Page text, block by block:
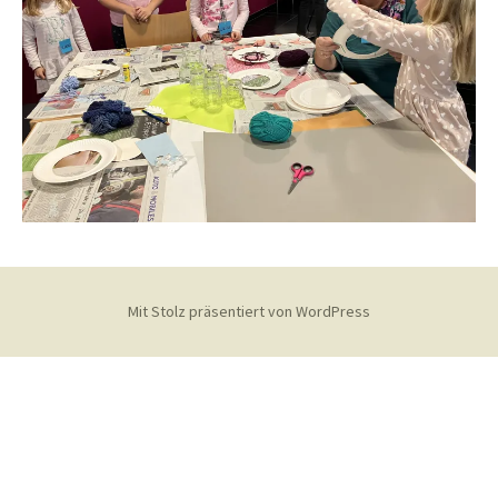
Mit Stolz präsentiert von WordPress